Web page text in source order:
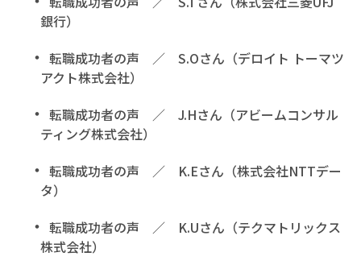
銀行）
転職成功者の声 ／ S.Oさん（デロイト トーマツ
アクト株式会社）
転職成功者の声 ／ J.Hさん（アビームコンサル
ティング株式会社）
転職成功者の声 ／ K.Eさん（株式会社NTTデー
タ）
転職成功者の声 ／ K.Uさん（テクマトリックス
株式会社）